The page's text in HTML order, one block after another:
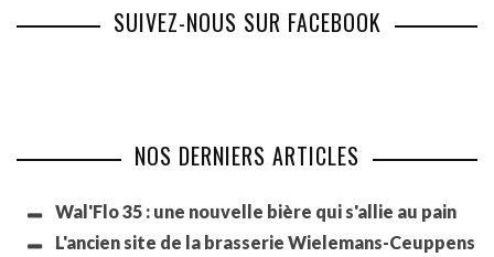
SUIVEZ-NOUS SUR FACEBOOK
NOS DERNIERS ARTICLES
Wal'Flo 35 : une nouvelle bière qui s'allie au pain
L'ancien site de la brasserie Wielemans-Ceuppens